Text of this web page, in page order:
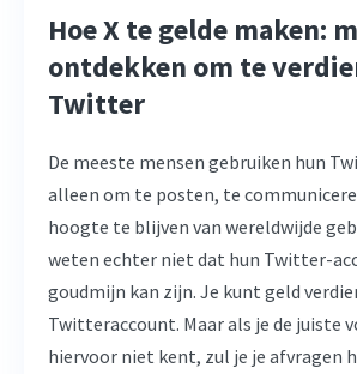
Hoe X te gelde maken:
ontdekken om te
Twitter
De meeste mensen gebruiken hun
alleen om te posten, te
hoogte te blijven van wereldwijde
weten echter niet dat hun Twitter-
goudmijn kan zijn. Je kunt geld
Twitteraccount. Maar als je de juiste
hiervoor niet kent, zul je je afvragen